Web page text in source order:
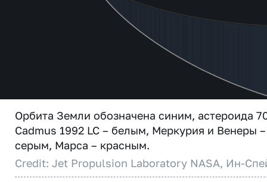
Орбита Земли обозначена синим, астероида
Cadmus 1992 LC – белым, Меркурия и Венеры –
серым, Марса – красным.
Credit: Jet Propulsion Laboratory NASA, Ин-